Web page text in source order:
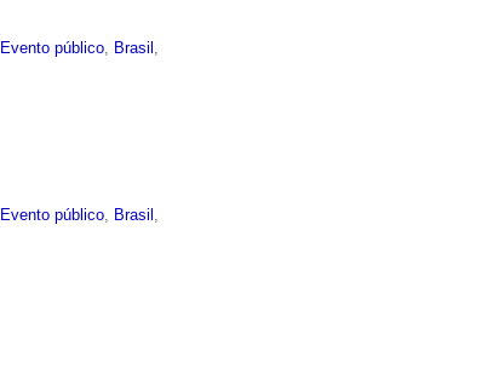
Evento público Brasil
Evento público, Brasil ,